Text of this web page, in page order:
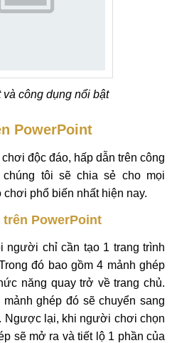
công dụng nổi bật
PowerPoint
độc đáo, hấp dẫn trên công
tôi sẽ chia sẻ cho mọi
phổ biến nhất hiện nay.
PowerPoint
người chỉ cần tạo 1 trang trình
đó bao gồm 4 mảnh ghép
năng quay trở về trang chủ.
ghép đó sẽ chuyển sang
Ngược lại, khi người chơi chọn
sẽ mở ra và tiết lộ 1 phần của